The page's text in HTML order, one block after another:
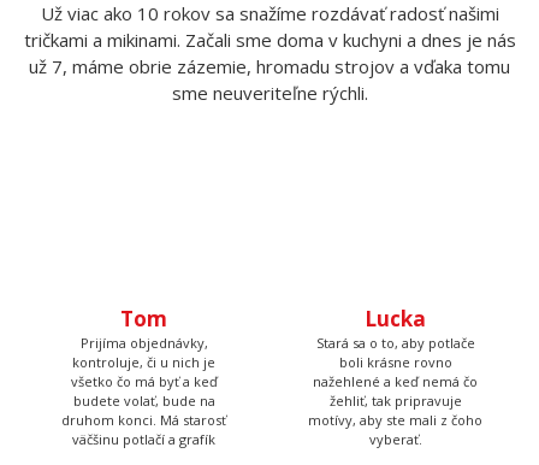
Už viac ako 10 rokov sa snažíme rozdávať radosť našimi
tričkami a mikinami. Začali sme doma v kuchyni a dnes je nás
už 7, máme obrie zázemie, hromadu strojov a vďaka tomu
sme neuveriteľne rýchli.
všetko čo má byť a keď
budete volať, bude na
druhom konci. Má starosť
väčšinu potlačí a grafík
nažehlené a keď nemá čo
žehliť, tak pripravuje
motívy, aby ste mali z čoho
vyberať.
Petr Andrejka